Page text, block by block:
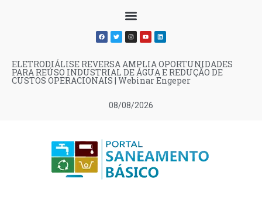
08/08/2026
ELETRODIÁLISE REVERSA AMPLIA OPORTUNIDADES
PARA REÚSO INDUSTRIAL DE ÁGUA E REDUÇÃO DE
CUSTOS OPERACIONAIS | Webinar Engeper